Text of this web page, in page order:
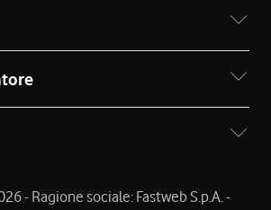
- Ragione sociale: Fastweb S.p.A. -